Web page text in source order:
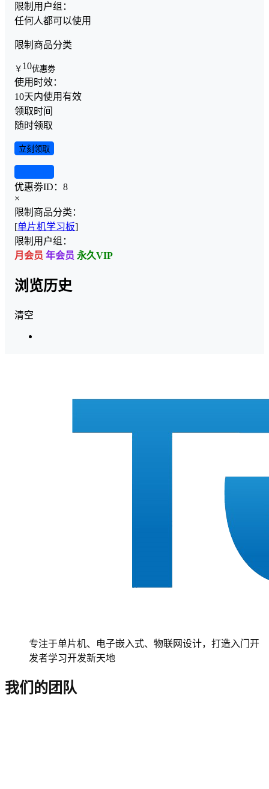
限制用户组：
任何人都可以使用
限制商品分类
￥ 10优惠劵
使用时效：
10天内使用有效
领取时间
随时领取
立刻领取
优惠劵ID： 8
×
限制商品分类：
[单片机学习板]
限制用户组：
月会员 年会员 永久VIP
浏览历史
清空
专注于单片机、电子嵌入式、物联网设计，打造入门开
发者学习开发新天地
我们的团队